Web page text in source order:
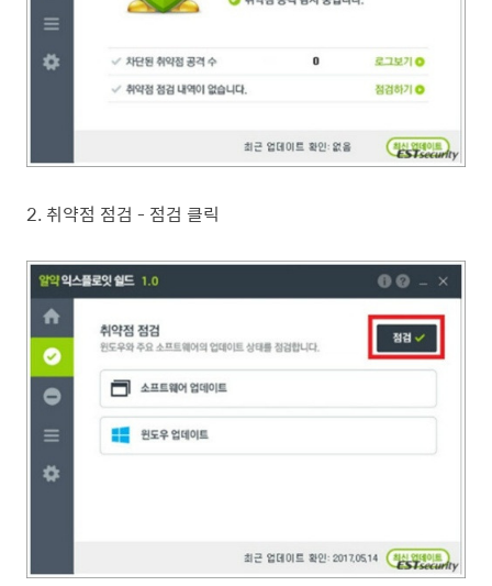
2. 취약점 점검 - 점검 클릭